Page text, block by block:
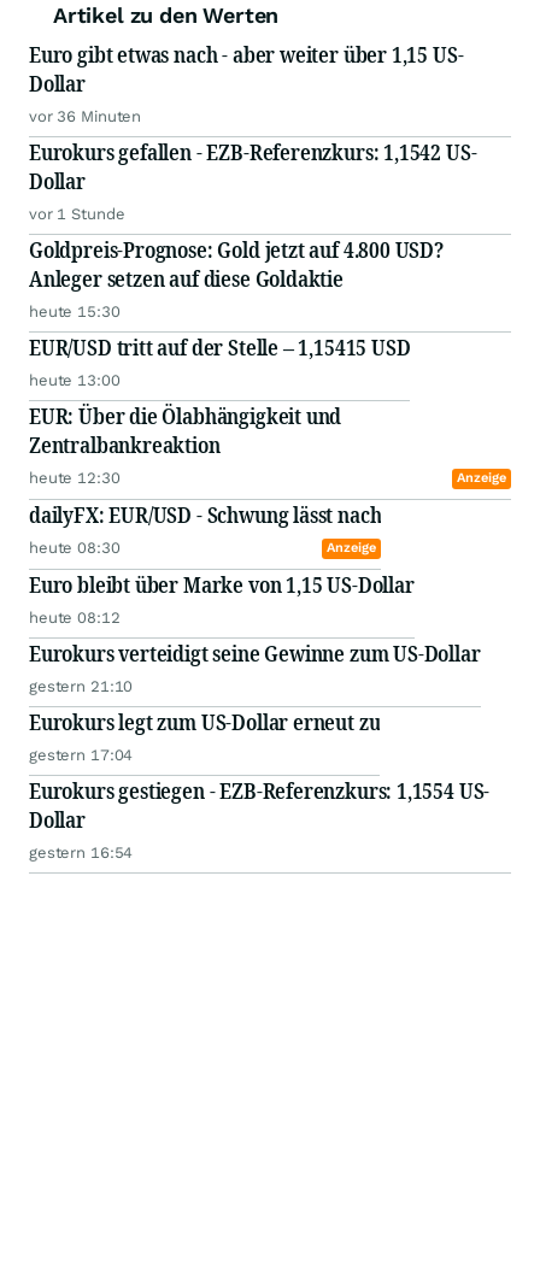
Artikel zu den Werten
Euro gibt etwas nach - aber weiter über 1,15 US-
Dollar
vor 36 Minuten
Eurokurs gefallen - EZB-Referenzkurs: 1,1542 US-
Dollar
vor 1 Stunde
Goldpreis-Prognose: Gold jetzt auf 4.800 USD?
Anleger setzen auf diese Goldaktie
heute 15:30
EUR/USD tritt auf der Stelle – 1,15415 USD
heute 13:00
EUR: Über die Ölabhängigkeit und
Zentralbankreaktion
heute 12:30 Anzeige
dailyFX: EUR/USD - Schwung lässt nach
heute 08:30 Anzeige
Euro bleibt über Marke von 1,15 US-Dollar
heute 08:12
Eurokurs verteidigt seine Gewinne zum US-Dollar
gestern 21:10
Eurokurs legt zum US-Dollar erneut zu
gestern 17:04
Eurokurs gestiegen - EZB-Referenzkurs: 1,1554 US-
Dollar
gestern 16:54